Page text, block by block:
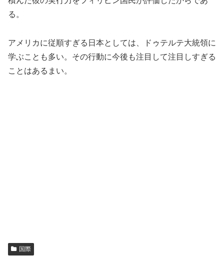
る。
アメリカに従順すぎる日本としては、ドゥテルテ大統領に
学ぶことも多い。その行動に今後も注目して注目しすぎる
ことはあるまい。
国際